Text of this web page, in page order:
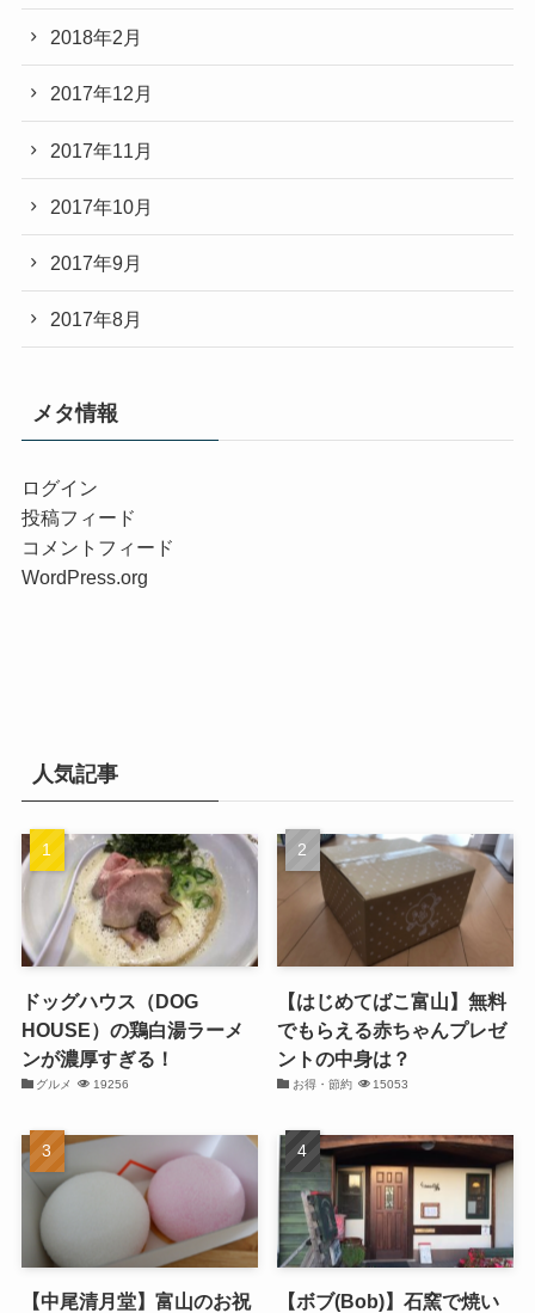
2018年2月
2017年12月
2017年11月
2017年10月
2017年9月
2017年8月
メタ情報
ログイン
投稿フィード
コメントフィード
WordPress.org
人気記事
ドッグハウス（DOG
HOUSE）の鶏白湯ラーメ
ンが濃厚すぎる！
グルメ 19256
【はじめてばこ富山】無料
でもらえる赤ちゃんプレゼ
ントの中身は？
お得・節約 15053
【中尾清月堂】富山のお祝 【ボブ(Bob)】石窯で焼い